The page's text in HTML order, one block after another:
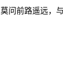
莫问前路遥远，